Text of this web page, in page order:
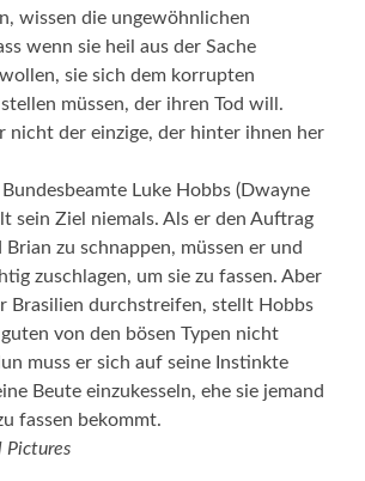
wissen die ungewöhnlichen
wenn sie heil aus der Sache
sie sich dem korrupten
müssen, der ihren Tod will.
nicht der einzige, der hinter ihnen her
Luke Hobbs (Dwayne
sein Ziel niemals. Als er den Auftrag
zu schnappen, müssen er und
zuschlagen, um sie zu fassen. Aber
Brasilien durchstreifen, stellt Hobbs
von den bösen Typen nicht
muss er sich auf seine Instinkte
Beute einzukesseln, ehe sie jemand
fassen bekommt.
Pictures